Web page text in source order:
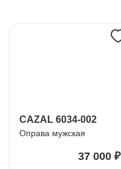
CAZAL 6034-002
Оправа мужская
37 000 ₽